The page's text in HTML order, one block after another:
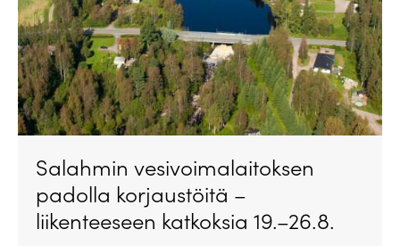
Salahmin vesivoimalaitoksen
padolla korjaustöitä –
liikenteeseen katkoksia 19.–26.8.